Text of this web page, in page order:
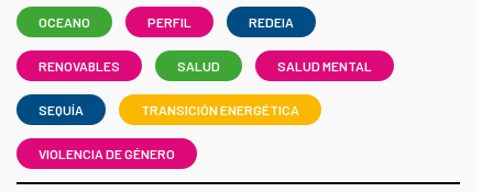
OCEANO PERFIL REDEIA
RENOVABLES SALUD SALUD MENTAL
SEQUÍA TRANSICIÓN ENERGÉTICA
VIOLENCIA DE GÉNERO